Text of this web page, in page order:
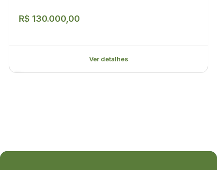
R$ 130.000,00
Ver detalhes